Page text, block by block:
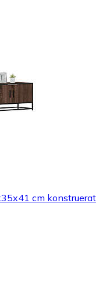
cm konstruerat